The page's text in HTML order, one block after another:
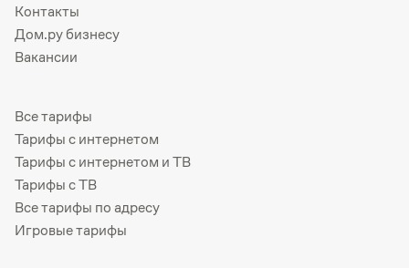
Контакты
Дом.ру бизнесу
Вакансии
Все тарифы
Тарифы с интернетом
Тарифы с интернетом и ТВ
Тарифы с ТВ
Все тарифы по адресу
Игровые тарифы